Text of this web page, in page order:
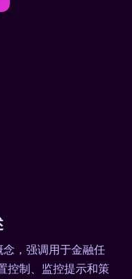
，强调用于金融任
控制、监控提示和策